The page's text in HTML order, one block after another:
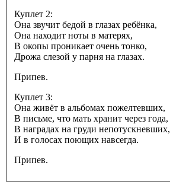
Куплет 2:
Она звучит бедой в глазах ребёнка,
Она находит ноты в матерях,
В окопы проникает очень тонко,
Дрожа слезой у парня на глазах.
Припев.
Куплет 3:
Она живёт в альбомах пожелтевших,
В письме, что мать хранит через года,
В наградах на груди непотускневших,
И в голосах поющих навсегда.
Припев.